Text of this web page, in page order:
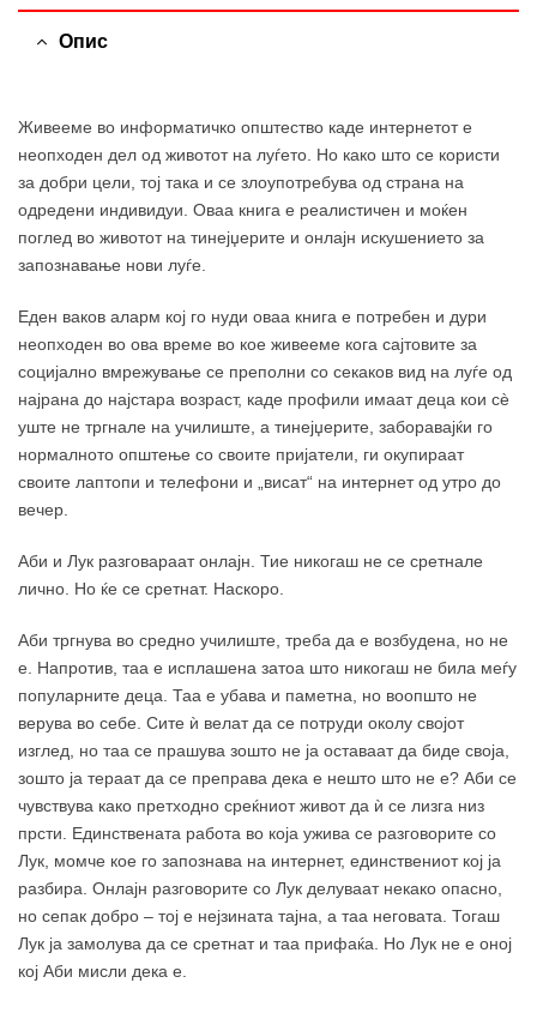
Опис
Живееме во информатичко општество каде интернетот е
неопходен дел од животот на луѓето. Но како што се користи
за добри цели, тој така и се злоупотребува од страна на
одредени индивидуи. Оваа книга е реалистичен и моќен
поглед во животот на тинејџерите и онлајн искушението за
запознавање нови луѓе.
Еден ваков аларм кој го нуди оваа книга е потребен и дури
неопходен во ова време во кое живееме кога сајтовите за
социјално вмрежување се преполни со секаков вид на луѓе од
најрана до најстара возраст, каде профили имаат деца кои сè
уште не тргнале на училиште, а тинејџерите, заборавајќи го
нормалното општење со своите пријатели, ги окупираат
своите лаптопи и телефони и „висат“ на интернет од утро до
вечер.
Аби и Лук разговараат онлајн. Тие никогаш не се сретнале
лично. Но ќе се сретнат. Наскоро.
Аби тргнува во средно училиште, треба да е возбудена, но не
е. Напротив, таа е исплашена затоа што никогаш не била меѓу
популарните деца. Таа е убава и паметна, но воопшто не
верува во себе. Сите ѝ велат да се потруди околу својот
изглед, но таа се прашува зошто не ја оставаат да биде своја,
зошто ја тераат да се преправа дека е нешто што не е? Аби се
чувствува како претходно среќниот живот да ѝ се лизга низ
прсти. Единствената работа во која ужива се разговорите со
Лук, момче кое го запознава на интернет, единствениот кој ја
разбира. Онлајн разговорите со Лук делуваат некако опасно,
но сепак добро – тој е нејзината тајна, а таа неговата. Тогаш
Лук ја замолува да се сретнат и таа прифаќа. Но Лук не е оној
кој Аби мисли дека е.